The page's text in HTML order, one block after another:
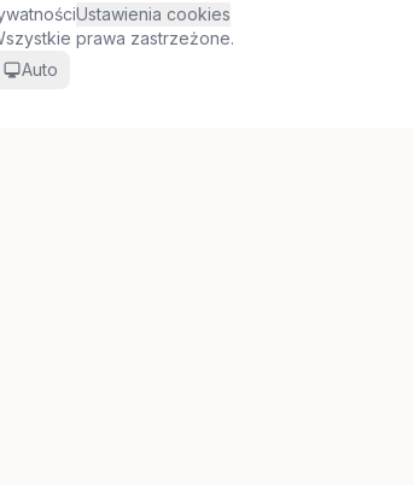
Ustawienia cookies
prawa zastrzeżone.
Auto